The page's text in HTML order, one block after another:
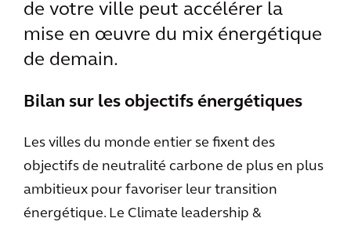
de votre ville peut accélérer la
mise en œuvre du mix énergétique
de demain.
Bilan sur les objectifs énergétiques
Les villes du monde entier se fixent des
objectifs de neutralité carbone de plus en plus
ambitieux pour favoriser leur transition
énergétique. Le Climate leadership &